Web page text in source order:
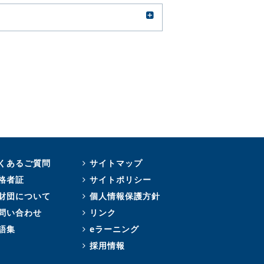
あるご質問
者証
団について
い合わせ
集
サイトマップ
サイトポリシー
個人情報保護方針
リンク
eラーニング
採用情報